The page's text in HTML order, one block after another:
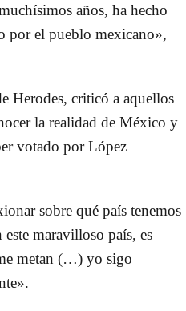
años, ha hecho
por el pueblo mexicano»,
Herodes, criticó a aquellos
la realidad de México y
votado por López
sobre qué país tenemos
maravilloso país, es
metan (…) yo sigo